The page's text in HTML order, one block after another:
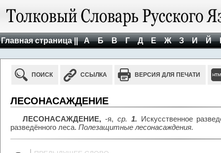
Главная страница || А Б В Г Д Е Ж З И Й
ПОИСК ССЫЛКА ВЕРСИЯ ДЛЯ ПЕЧАТИ
ЛЕСОНАСАЖДЕНИЕ
ЛЕСОНАСАЖДЕНИЕ, -я, ср. 1. Искусственное
разведённого леса. Полезащитные лесонасаждения.